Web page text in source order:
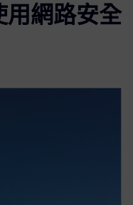
用網路安全